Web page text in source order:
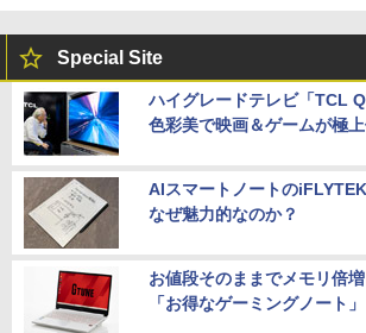
Special Site
ハイグレードテレビ「TCL
色彩美で映画＆ゲームが極
AIスマートノートの
なぜ魅力的なのか？
お値段そのままでメモリ倍
「お得なゲーミングノート」